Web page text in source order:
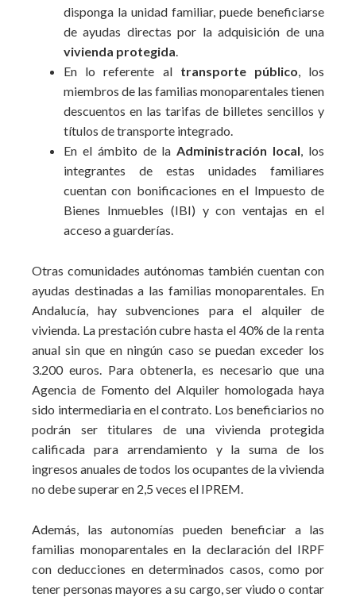
disponga la unidad familiar, puede beneficiarse
de ayudas directas por la adquisición de una
vivienda protegida.
En lo referente al transporte público, los
miembros de las familias monoparentales tienen
descuentos en las tarifas de billetes sencillos y
títulos de transporte integrado.
En el ámbito de laAdministración local, los
integrantes de estas unidades familiares
cuentan con bonificaciones en el Impuesto de
Bienes Inmuebles (IBI) y con ventajas en el
acceso a guarderías.
Otras comunidades autónomas también cuentan con
ayudas destinadas a las familias monoparentales. En
Andalucía, hay subvenciones para el alquiler de
vivienda. La prestación cubre hasta el 40% de la renta
anual sin que en ningún caso se puedan exceder los
3.200 euros. Para obtenerla, es necesario que una
Agencia de Fomento del Alquiler homologada haya
sido intermediaria en el contrato. Los beneficiarios no
podrán ser titulares de una vivienda protegida
calificada para arrendamiento y la suma de los
ingresos anuales de todos los ocupantes de la vivienda
no debe superar en 2,5 veces el IPREM.
Además, las autonomías pueden beneficiar a las
familias monoparentales en la declaración del IRPF
con deducciones en determinados casos, como por
tener personas mayores a su cargo, ser viudo o contar